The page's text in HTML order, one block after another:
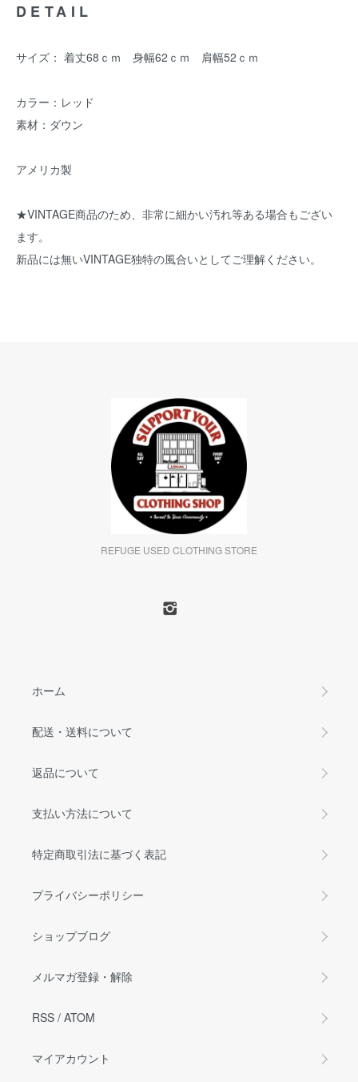
DETAIL
サイズ： 着丈68ｃｍ 身幅62ｃｍ 肩幅52ｃｍ
カラー：レッド
素材：ダウン
アメリカ製
★VINTAGE商品のため、非常に細かい汚れ等ある場合もござい
ます。
新品には無いVINTAGE独特の風合いとしてご理解ください。
REFUGE USED CLOTHING STORE
ホーム
配送・送料について
返品について
支払い方法について
特定商取引法に基づく表記
プライバシーポリシー
ショップブログ
メルマガ登録・解除
RSS / ATOM
マイアカウント